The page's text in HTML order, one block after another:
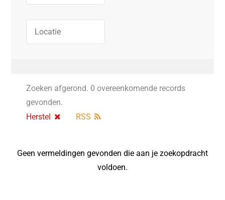
Zoeken afgerond. 0 overeenkomende records
gevonden.
Herstel
RSS
Geen vermeldingen gevonden die aan je zoekopdracht
voldoen.